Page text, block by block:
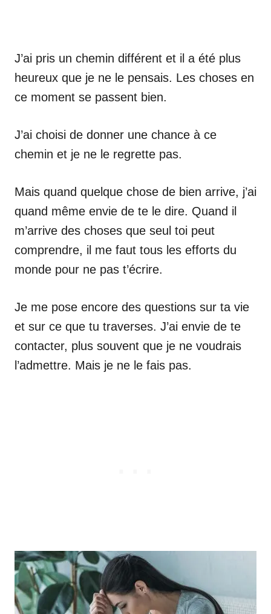
J’ai pris un chemin différent et il a été plus
heureux que je ne le pensais. Les choses en
ce moment se passent bien.
J’ai choisi de donner une chance à ce
chemin et je ne le regrette pas.
Mais quand quelque chose de bien arrive, j’ai
quand même envie de te le dire. Quand il
m’arrive des choses que seul toi peut
comprendre, il me faut tous les efforts du
monde pour ne pas t’écrire.
Je me pose encore des questions sur ta vie
et sur ce que tu traverses. J’ai envie de te
contacter, plus souvent que je ne voudrais
l’admettre. Mais je ne le fais pas.